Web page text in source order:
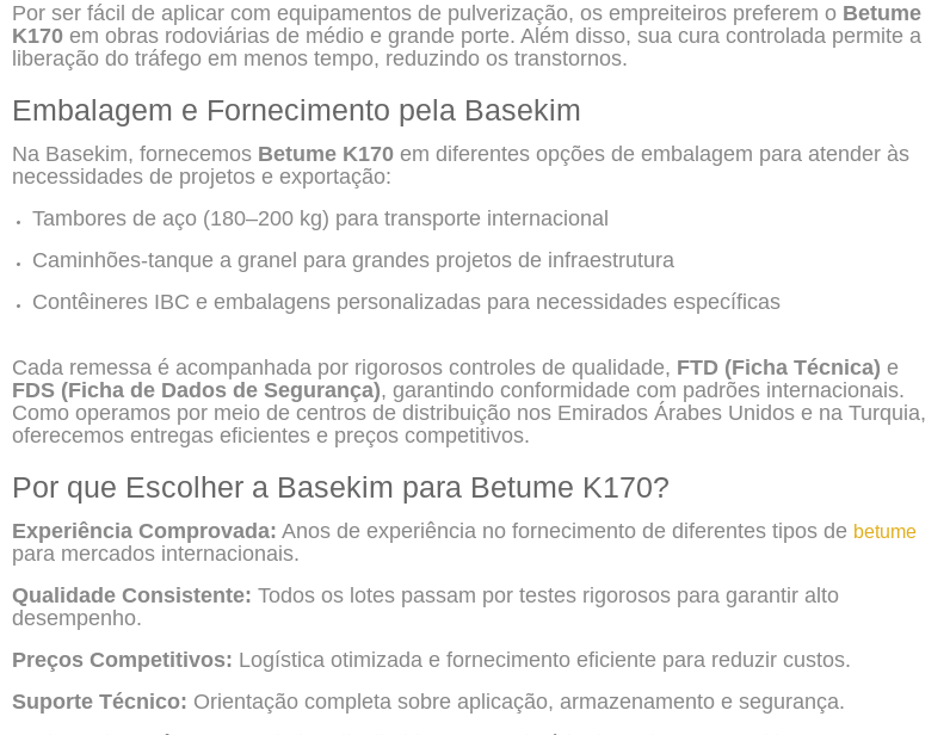
Por ser fácil de aplicar com equipamentos de pulverização, os empreiteiros preferem o Betume
K170 em obras rodoviárias de médio e grande porte. Além disso, sua cura controlada permite a
liberação do tráfego em menos tempo, reduzindo os transtornos.
Embalagem e Fornecimento pela Basekim
Na Basekim, fornecemos Betume K170 em diferentes opções de embalagem para atender às
necessidades de projetos e exportação:
Tambores de aço (180–200 kg) para transporte internacional
Caminhões-tanque a granel para grandes projetos de infraestrutura
Contêineres IBC e embalagens personalizadas para necessidades específicas
Cada remessa é acompanhada por rigorosos controles de qualidade, FTD (Ficha Técnica) e
FDS (Ficha de Dados de Segurança), garantindo conformidade com padrões internacionais.
Como operamos por meio de centros de distribuição nos Emirados Árabes Unidos e na Turquia,
oferecemos entregas eficientes e preços competitivos.
Por que Escolher a Basekim para Betume K170?
Experiência Comprovada: Anos de experiência no fornecimento de diferentes tipos de betume
para mercados internacionais.
Qualidade Consistente: Todos os lotes passam por testes rigorosos para garantir alto
desempenho.
Preços Competitivos: Logística otimizada e fornecimento eficiente para reduzir custos.
Suporte Técnico: Orientação completa sobre aplicação, armazenamento e segurança.